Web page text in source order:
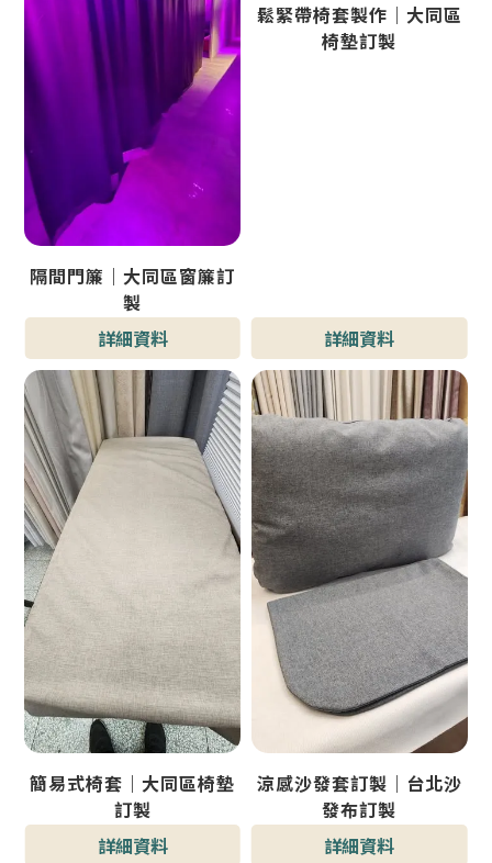
隔間門簾｜大同區窗簾訂
製
詳細資料
鬆緊帶椅套製作｜大同區
椅墊訂製
詳細資料
簡易式椅套｜大同區椅墊
訂製
詳細資料
涼感沙發套訂製｜台北沙
發布訂製
詳細資料